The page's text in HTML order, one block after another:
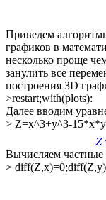
Приведем
графиков в
несколько проще
занулить все
построения 3D
>restart;with(plots):
Далее вводим
> Z=x^3+y^3-
Вычисляем
>